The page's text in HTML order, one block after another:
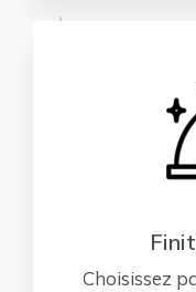
Choisissez